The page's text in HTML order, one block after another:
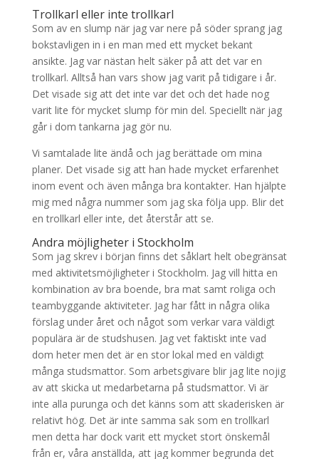
Trollkarl eller inte trollkarl
Som av en slump när jag var nere på söder sprang jag
bokstavligen in i en man med ett mycket bekant
ansikte. Jag var nästan helt säker på att det var en
trollkarl. Alltså han vars show jag varit på tidigare i år.
Det visade sig att det inte var det och det hade nog
varit lite för mycket slump för min del. Speciellt när jag
går i dom tankarna jag gör nu.
Vi samtalade lite ändå och jag berättade om mina
planer. Det visade sig att han hade mycket erfarenhet
inom event och även många bra kontakter. Han hjälpte
mig med några nummer som jag ska följa upp. Blir det
en trollkarl eller inte, det återstår att se.
Andra möjligheter i Stockholm
Som jag skrev i början finns det såklart helt obegränsat
med aktivitetsmöjligheter i Stockholm. Jag vill hitta en
kombination av bra boende, bra mat samt roliga och
teambyggande aktiviteter. Jag har fått in några olika
förslag under året och något som verkar vara väldigt
populära är de studshusen. Jag vet faktiskt inte vad
dom heter men det är en stor lokal med en väldigt
många studsmattor. Som arbetsgivare blir jag lite nojig
av att skicka ut medarbetarna på studsmattor. Vi är
inte alla purunga och det känns som att skaderisken är
relativt hög. Det är inte samma sak som en trollkarl
men detta har dock varit ett mycket stort önskemål
från er, våra anställda, att jag kommer begrunda det